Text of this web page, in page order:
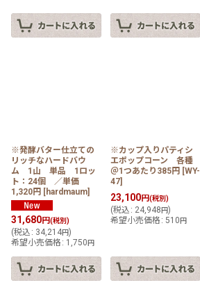
※発酵バター仕立ての
リッチなハードバウ
ム 1山 単品 1ロッ
ト：24個 ／単価
1,320円 [hardmaum]
31,680円(税別)
(税込 : 34,214円)
希望小売価格 : 1,750 円
※カップ入りパティシ
エポップコーン 各種
＠1つあたり385円 [WY-
47]
23,100円(税別)
(税込 : 24,948 円)
希望小売価格 : 510 円